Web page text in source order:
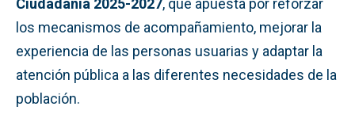
Ciudadanía 2025-2027, que apuesta por reforzar
los mecanismos de acompañamiento, mejorar la
experiencia de las personas usuarias y adaptar la
atención pública a las diferentes necesidades de la
población.